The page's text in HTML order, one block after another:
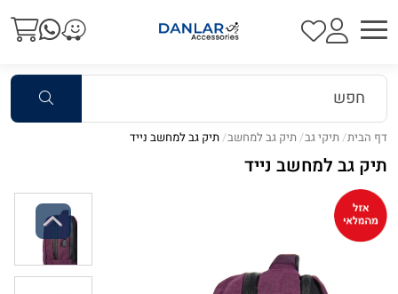
דף הבית תיקי גב תיק גב למחשב תיק גב למחשב נייד
תיק גב למחשב נייד
Previous